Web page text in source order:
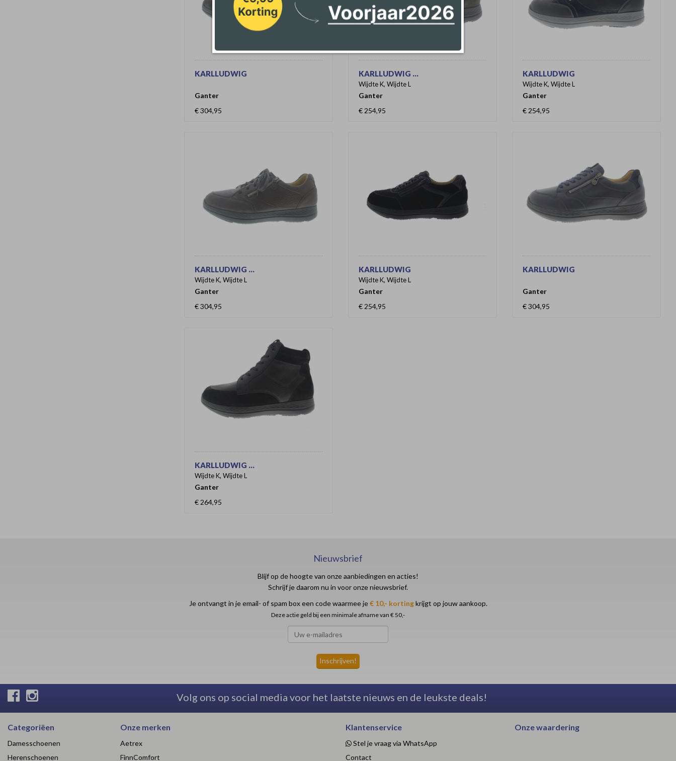
KARLLUDWIG
Ganter
€ 304,95
KARLLUDWIG ...
Wijdte K, Wijdte L
Ganter
€ 254,95
KARLLUDWIG
Wijdte K, Wijdte L
Ganter
€ 254,95
KARLLUDWIG ...
Wijdte K, Wijdte L
Ganter
€ 304,95
KARLLUDWIG
Wijdte K, Wijdte L
Ganter
€ 254,95
KARLLUDWIG
Ganter
€ 304,95
KARLLUDWIG ...
Wijdte K, Wijdte L
Ganter
€ 264,95
Nieuwsbrief
Blijf op de hoogte van onze aanbiedingen en acties!
Schrijf je daarom nu in voor onze nieuwsbrief.
Je ontvangt in je email- of spam box een code waarmee je€ 10,- kortingkrijgt op jouw aankoop.
Deze actie geld bij een minimale afname van € 50,-
Volg ons op social media voor het laatste nieuws en de leukste deals!
Categoriëen
Damesschoenen
Herenschoenen
Onze merken
Aetrex
FinnComfort
Klantenservice
Stel je vraag via WhatsApp
Contact
Onze waardering